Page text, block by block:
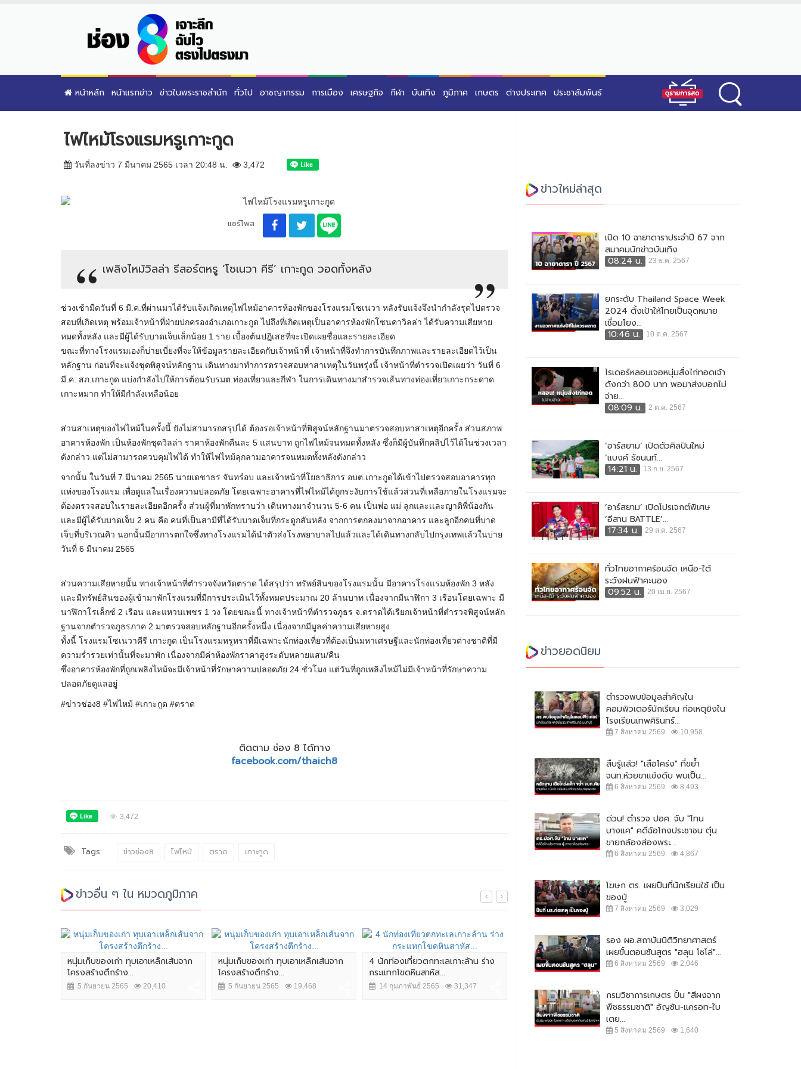
หน้าหลัก หน้าแรกข่าว ข่าวในพระราชสำนัก ทั่วไป อาชญากรรม การเมือง เศรษฐกิจ กีฬา บันเทิง ภูมิภาค เกษตร ต่างประเทศ ประชาสัมพันธ์
ไฟไหม้โรงแรมหรูเกาะกูด
วันที่ลงข่าว 7 มีนาคม 2565 เวลา 20:48 น. 3,472
แชร์โพส
เพลิงไหม้วิลล่า รีสอร์ตหรู ‘โซเนวา คีรี’ เกาะกูด วอดทั้งหลัง
ช่วงเช้ามืดวันที่ 6 มี.ค.ที่ผ่านมาได้รับแจ้งเกิดเหตุไฟไหม้อาคารห้องพักของโรงแรมโซเนวา หลังรับแจ้งจึงนำกำลังรุดไปตรวจ
สอบที่เกิดเหตุ พร้อมเจ้าหน้าที่ฝ่ายปกครองอำเภอเกาะกูด ไปถึงที่เกิดเหตุเป็นอาคารห้องพักโซนคาวิลล่า ได้รับความเสียหาย
หมดทั้งหลัง และมีผู้ได้รับบาดเจ็บเล็กน้อย 1 ราย เบื้องต้นปฎิเสธที่จะเปิดเผยชื่อและรายละเอียด
ขณะที่ทางโรงแรมเองก็บ่ายเบี่ยงที่จะให้ข้อมูลรายละเอียดกับเจ้าหน้าที่ เจ้าหน้าที่จึงทำการบันทึกภาพและรายละเอียดไว้เป็น
หลักฐาน ก่อนที่จะแจ้งชุดพิสูจน์หลักฐาน เดินทางมาทำการตรวจสอบหาสาเหตุในวันพรุ่งนี้ เจ้าหน้าที่ตำรวจเปิดเผยว่า วันที่ 6
มี.ค. สภ.เกาะกูด แบ่งกำลังไปให้การต้อนรับรมต.ท่องเที่ยวและกีฬา ในการเดินทางมาสำรวจเส้นทางท่องเที่ยวเกาะกระดาด
เกาะหมาก ทำให้มีกำลังเหลือน้อย
ส่วนสาเหตุของไฟไหม้ในครั้งนี้ ยังไม่สามารถสรุปได้ ต้องรอเจ้าหน้าที่พิสูจน์หลักฐานมาตรวจสอบหาสาเหตุอีกครั้ง ส่วนสภาพ
อาคารห้องพัก เป็นห้องพักชุดวิลล่า ราคาห้องพักคืนละ 5 แสนบาท ถูกไฟไหม้จนหมดทั้งหลัง ซึ่งก็มีผู้บันทึกคลิปไว้ได้ในช่วงเวลา
ดังกล่าว แต่ไม่สามารถควบคุมไฟได้ ทำให้ไฟไหม้ลุกลามอาคารจนหมดทั้งหลังดังกล่าว
จากนั้น ในวันที่ 7 มีนาคม 2565 นายเดชาธร จันทร์อบ และเจ้าหน้าที่โยธาธิการ อบต.เกาะกูดได้เข้าไปตรวจสอบอาคารทุก
แห่งของโรงแรม เพื่อดูแลในเรื่องความปลอดภัย โดยเฉพาะอาคารที่ไฟไหม้ได้ถูกระงับการใช้แล้วส่วนที่เหลือภายในโรงแรมจะ
ต้องตรวจสอบในรายละเอียดอีกครั้ง ส่วนผู้ที่มาพักทราบว่า เดินทางมาจำนวน 5-6 คน เป็นพ่อ แม่ ลูกและเเละญาติพี่น้องกัน
และมีผู้ได้รับบาดเจ็บ 2 คน คือ คนที่เป็นสามีที่ได้รับบาดเจ็บที่กระดูกสันหลัง จากการตกลงมาจากอาคาร และลูกอีกคนที่บาด
เจ็บที่บริเวณคิว นอกนั้นมีอาการตกใจซึ่งทางโรงแรมได้นำตัวส่งโรงพยาบาลไปแล้วและได้เดินทางกลับไปกรุงเทพแล้วในบ่าย
วันที่ 6 มีนาคม 2565
ส่วนความเสียหายนั้น ทางเจ้าหน้าที่ตำรวจจังหวัดตราด ได้สรุปว่า ทรัพย์สินของโรงแรมนั้น มีอาคารโรงแรมห้องพัก 3 หลัง
และมีทรัพย์สินของผู้เข้ามาพักโรงแรมที่มีการประเมินไว้ทั้งหมดประมาณ 20 ล้านบาท เนื่องจากมีนาฬิกา 3 เรือนโดยเฉพาะ มี
นาฬิกาโรเล็กซ์ 2 เรือน และแหวนเพชร 1 วง โดยขณะนี้ ทางเจ้าหน้าที่ตำรวจภูธร จ.ตราดได้เรียกเจ้าหน้าที่ตำรวจพิสูจน์หลัก
ฐานจากตำรวจภูธรภาค 2 มาตรวจสอบหลักฐานอีกครั้งหนึ่ง เนื่องจากมีมูลค่าความเสียหายสูง
ทั้งนี้ โรงแรมโซเนวาคีรี เกาะกูด เป็นโรงแรมหรูหราที่มีเฉพาะนักท่องเที่ยวที่ต้องเป็นมหาเศรษฐีและนักท่องเที่ยวต่างชาติที่มี
ความร่ำรวยเท่านั้นที่จะมาพัก เนื่องจากมีค่าห้องพักราคาสูงระดับหลายแสน/คืน
ซึ่งอาคารห้องพักที่ถูกเพลิงไหม้จะมีเจ้าหน้าที่รักษาความปลอดภัย 24 ชั่วโมง แต่วันที่ถูกเพลิงไหม้ไม่มีเจ้าหน้าที่รักษาความ
ปลอดภัยดูแลอยู่
#ข่าวช่อง8 #ไฟไหม้ #เกาะกูด #ตราด
ติดตาม ช่อง 8 ได้ทาง
facebook.com/thaich8
3,472
Tags: ข่าวช่อง8 ไฟไหม้ ตราด เกาะกูด
ข่าวอื่น ๆ ใน หมวดภูมิภาค
หนุ่มเก็บของเก่า ทุบเอาเหล็กเส้นจาก
โครงสร้างตึกร้าง...
5 กันยายน 2565 20,410
หนุ่มเก็บของเก่า ทุบเอาเหล็กเส้นจาก
โครงสร้างตึกร้าง...
5 กันยายน 2565 19,468
4 นักท่องเที่ยวตกทะเลเกาะล้าน ร่าง
กระแทกโขดหินสาหัส...
14 กุมภาพันธ์ 2565 31,347
ลุงพลเผยไม่กังวลอัศวินขี่ม้าขาวโดด
ช่วยแม่น้องชมพู่
สยอง! คาดหนุ่มใหญ่ถูกโบกปูนฝังใน
ข่าวใหม่ล่าสุด
เปิด 10 ฉายาดาราประจำปี 67 จาก
สมาคมนักข่าวบันเทิง
08:24 น.
23 ธ.ค. 2567
ยกระดับ Thailand Space Week
2024 ตั้งเป้าให้ไทยเป็นจุดหมาย
เชื่อมโยง...
10:46 น.
10 ต.ค. 2567
ไรเดอร์หลอนเจอหนุ่มสั่งไก่ทอดเจ้า
ดังกว่า 800 บาท พอมาส่งบอกไม่
จ่าย...
08:09 น.
2 ต.ค. 2567
‘อาร์สยาม’ เปิดตัวศิลปินใหม่
‘แบงค์ ธัชนนท์...
14:21 น.
13 ก.ย. 2567
‘อาร์สยาม’ เปิดโปรเจกต์พิเศษ
‘อีสาน BATTLE’...
17:34 น.
29 ส.ค. 2567
ทั่วไทยอากาศร้อนจัด เหนือ-ใต้
ระวังฝนฟ้าคะนอง
09:52 น.
20 เม.ย. 2567
ข่าวยอดนิยม
ตำรวจพบข้อมูลสำคัญใน
คอมพิวเตอร์นักเรียน ก่อเหตุยิงใน
โรงเรียนเทพศิรินทร์...
7 สิงหาคม 2569 10,958
สืบรู้แล้ว! "เสือโคร่ง" ที่ขย้ำ
จนท.ห้วยขาแข้งดับ พบเป็น...
6 สิงหาคม 2569 8,493
ด่วน! ตำรวจ ปอศ. จับ "โทน
บางแค" คดีฉ้อโกงประชาชน ตุ๋น
ขายกล้องส่องพระ...
6 สิงหาคม 2569 4,867
โฆษก ตร. เผยปืนที่นักเรียนใช้ เป็น
ของปู่
7 สิงหาคม 2569 3,029
รอง ผอ.สถาบันนิติวิทยาศาสตร์
เผยขั้นตอนชันสูตร "ฮลุน โซโล่"...
6 สิงหาคม 2569 2,046
กรมวิชาการเกษตร ปั้น "สีผงจาก
พืชธรรมชาติ" อัญชัน-แครอท-ใบ
เตย...
5 สิงหาคม 2569 1,640